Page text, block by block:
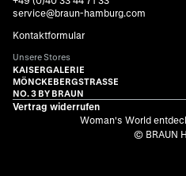
service@braun-hamburg.com
Kontaktformular
Unsere Stores
KAISERGALERIE
MÖNCKEBERGSTRASSE
NO. 3 BY BRAUN
Vertrag widerrufen
Woman's World
© BRAUN